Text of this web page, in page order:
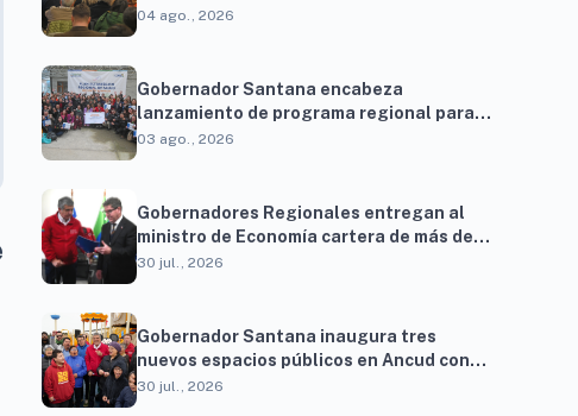
millones para resolver brechas
04 ago., 2026
Gobernador Santana encabeza
lanzamiento de programa regional para
familias vinculadas al autismo
03 ago., 2026
Gobernadores Regionales entregan al
ministro de Economía cartera de más de
900 proyectos que proyectan generar
30 jul., 2026
Gobernador Santana inaugura tres
nuevos espacios públicos en Ancud con
una inversión superior a $294 millones
30 jul., 2026